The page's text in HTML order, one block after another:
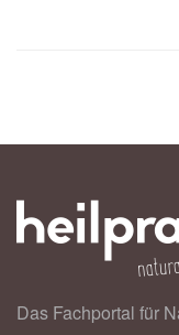
Das Fachportal für